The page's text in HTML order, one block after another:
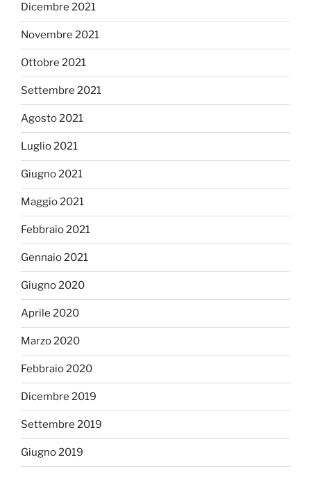
Dicembre 2021
Novembre 2021
Ottobre 2021
Settembre 2021
Agosto 2021
Luglio 2021
Giugno 2021
Maggio 2021
Febbraio 2021
Gennaio 2021
Giugno 2020
Aprile 2020
Marzo 2020
Febbraio 2020
Dicembre 2019
Settembre 2019
Giugno 2019